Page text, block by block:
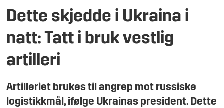
Dette skjedde i Ukraina i
natt: Tatt i bruk vestlig
artilleri
Artilleriet brukes til angrep mot russiske
logistikkmål, ifølge Ukrainas president. Dette